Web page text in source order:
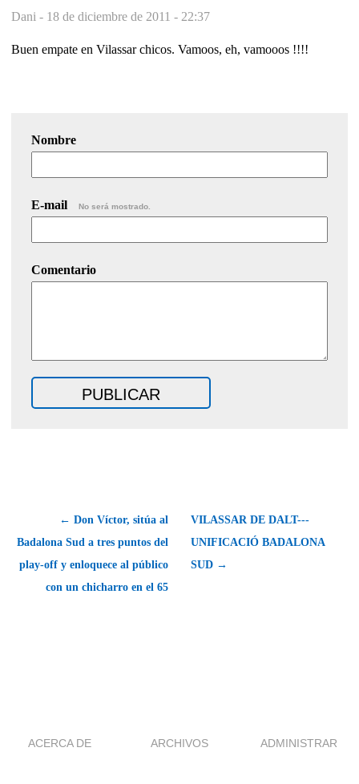
Dani - 18 de diciembre de 2011 - 22:37
Buen empate en Vilassar chicos. Vamoos, eh, vamooos !!!!
Nombre
E-mail No será mostrado.
Comentario
← Don Víctor, sitúa al
Badalona Sud a tres puntos del
play-off y enloquece al público
con un chicharro en el 65
VILASSAR DE DALT---
UNIFICACIÓ BADALONA
SUD →
ACERCA DE ARCHIVOS ADMINISTRAR